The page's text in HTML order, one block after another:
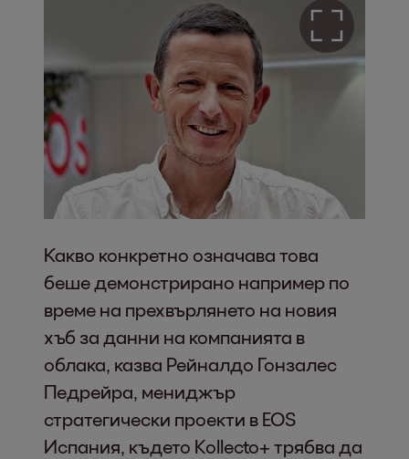
Какво конкретно означава това
беше демонстрирано например по
време на прехвърлянето на новия
хъб за данни на компанията в
облака, казва Рейналдо Гонзалес
Педрейра, мениджър
стратегически проекти в EOS
Испания, където Kollecto+ трябва да